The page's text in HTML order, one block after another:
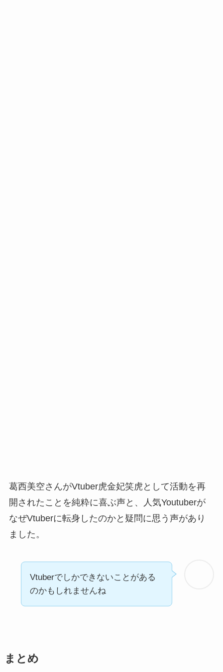
葛西美空さんがVtuber虎金妃笑虎として活動を再
開されたことを純粋に喜ぶ声と、人気Youtuberが
なぜVtuberに転身したのかと疑問に思う声があり
ました。
Vtuberでしかできないことがある
のかもしれませんね
まとめ